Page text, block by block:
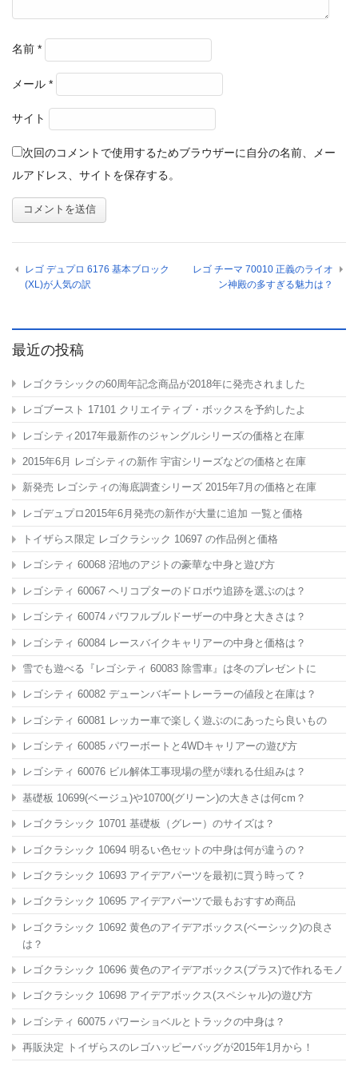
名前 *
メール *
サイト
次回のコメントで使用するためブラウザーに自分の名前、メー
ルアドレス、サイトを保存する。
レゴ デュプロ 6176 基本ブロック
(XL)が人気の訳
レゴ チーマ 70010 正義のライオ
ン神殿の多すぎる魅力は？
最近の投稿
レゴクラシックの60周年記念商品が2018年に発売されました
レゴブースト 17101 クリエイティブ・ボックスを予約したよ
レゴシティ2017年最新作のジャングルシリーズの価格と在庫
2015年6月 レゴシティの新作 宇宙シリーズなどの価格と在庫
新発売 レゴシティの海底調査シリーズ 2015年7月の価格と在庫
レゴデュプロ2015年6月発売の新作が大量に追加 一覧と価格
トイザらス限定 レゴクラシック 10697 の作品例と価格
レゴシティ 60068 沼地のアジトの豪華な中身と遊び方
レゴシティ 60067 ヘリコプターのドロボウ追跡を選ぶのは？
レゴシティ 60074 パワフルブルドーザーの中身と大きさは？
レゴシティ 60084 レースバイクキャリアーの中身と価格は？
雪でも遊べる『レゴシティ 60083 除雪車』は冬のプレゼントに
レゴシティ 60082 デューンバギートレーラーの値段と在庫は？
レゴシティ 60081 レッカー車で楽しく遊ぶのにあったら良いもの
レゴシティ 60085 パワーボートと4WDキャリアーの遊び方
レゴシティ 60076 ビル解体工事現場の壁が壊れる仕組みは？
基礎板 10699(ベージュ)や10700(グリーン)の大きさは何cm？
レゴクラシック 10701 基礎板（グレー）のサイズは？
レゴクラシック 10694 明るい色セットの中身は何が違うの？
レゴクラシック 10693 アイデアパーツを最初に買う時って？
レゴクラシック 10695 アイデアパーツで最もおすすめ商品
レゴクラシック 10692 黄色のアイデアボックス(ベーシック)の良さ
は？
レゴクラシック 10696 黄色のアイデアボックス(プラス)で作れるモノ
レゴクラシック 10698 アイデアボックス(スペシャル)の遊び方
レゴシティ 60075 パワーショベルとトラックの中身は？
再販決定 トイザらスのレゴハッピーバッグが2015年1月から！